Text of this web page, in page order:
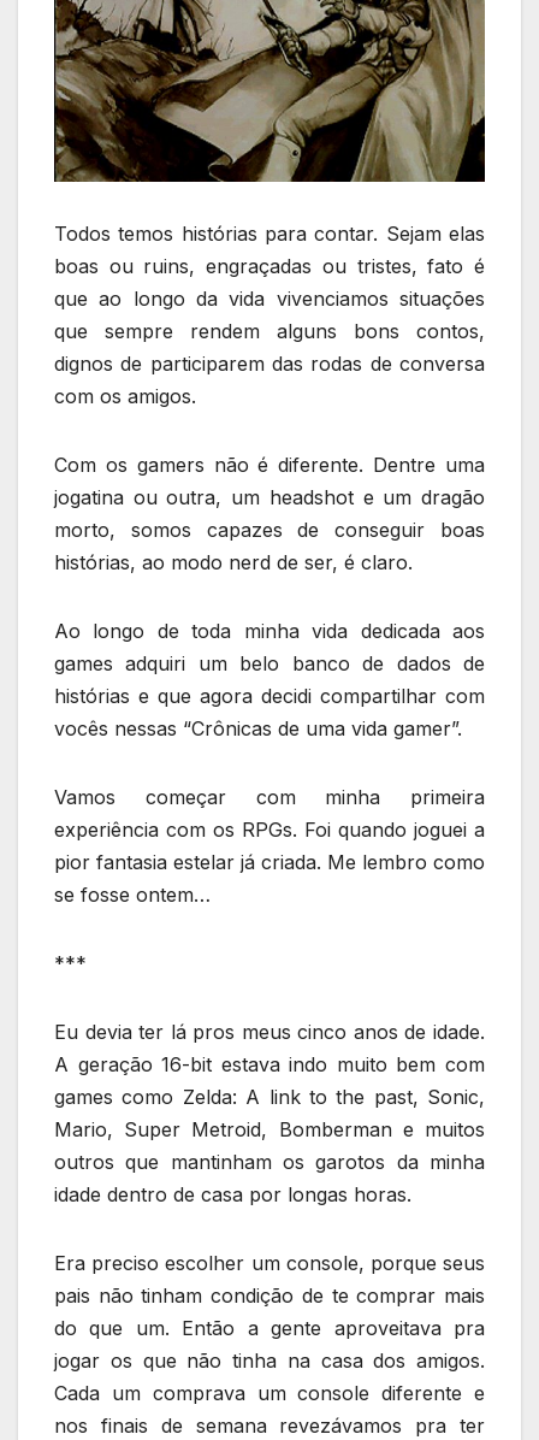
Todos temos histórias para contar. Sejam elas
boas ou ruins, engraçadas ou tristes, fato é
que ao longo da vida vivenciamos situações
que sempre rendem alguns bons contos,
dignos de participarem das rodas de conversa
com os amigos.
Com os gamers não é diferente. Dentre uma
jogatina ou outra, um headshot e um dragão
morto, somos capazes de conseguir boas
histórias, ao modo nerd de ser, é claro.
Ao longo de toda minha vida dedicada aos
games adquiri um belo banco de dados de
histórias e que agora decidi compartilhar com
vocês nessas “Crônicas de uma vida gamer”.
Vamos começar com minha primeira
experiência com os RPGs. Foi quando joguei a
pior fantasia estelar já criada. Me lembro como
se fosse ontem…
***
Eu devia ter lá pros meus cinco anos de idade.
A geração 16-bit estava indo muito bem com
games como Zelda: A link to the past, Sonic,
Mario, Super Metroid, Bomberman e muitos
outros que mantinham os garotos da minha
idade dentro de casa por longas horas.
Era preciso escolher um console, porque seus
pais não tinham condição de te comprar mais
do que um. Então a gente aproveitava pra
jogar os que não tinha na casa dos amigos.
Cada um comprava um console diferente e
nos finais de semana revezávamos pra ter